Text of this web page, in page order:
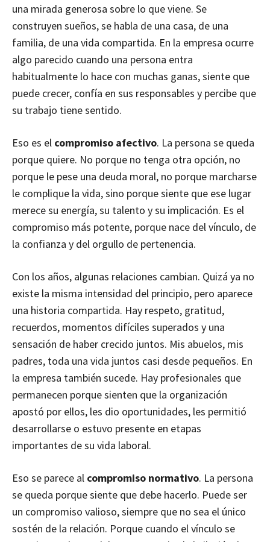
una mirada generosa sobre lo que viene. Se
construyen sueños, se habla de una casa, de una
familia, de una vida compartida. En la empresa ocurre
algo parecido cuando una persona entra
habitualmente lo hace con muchas ganas, siente que
puede crecer, confía en sus responsables y percibe que
su trabajo tiene sentido.
Eso es el compromiso afectivo. La persona se queda
porque quiere. No porque no tenga otra opción, no
porque le pese una deuda moral, no porque marcharse
le complique la vida, sino porque siente que ese lugar
merece su energía, su talento y su implicación. Es el
compromiso más potente, porque nace del vínculo, de
la confianza y del orgullo de pertenencia.
Con los años, algunas relaciones cambian. Quizá ya no
existe la misma intensidad del principio, pero aparece
una historia compartida. Hay respeto, gratitud,
recuerdos, momentos difíciles superados y una
sensación de haber crecido juntos. Mis abuelos, mis
padres, toda una vida juntos casi desde pequeños. En
la empresa también sucede. Hay profesionales que
permanecen porque sienten que la organización
apostó por ellos, les dio oportunidades, les permitió
desarrollarse o estuvo presente en etapas
importantes de su vida laboral.
Eso se parece al compromiso normativo. La persona
se queda porque siente que debe hacerlo. Puede ser
un compromiso valioso, siempre que no sea el único
sostén de la relación. Porque cuando el vínculo se